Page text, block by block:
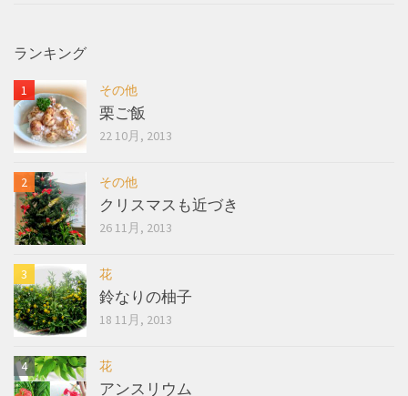
ランキング
その他
栗ご飯
22 10月, 2013
その他
クリスマスも近づき
26 11月, 2013
花
鈴なりの柚子
18 11月, 2013
花
アンスリウム